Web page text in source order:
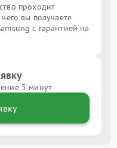
проходит
вы получаете
с гарантией на
5 минут